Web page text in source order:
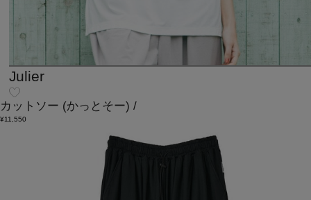
Julier
カットソー (かっとそー) /
¥11,550